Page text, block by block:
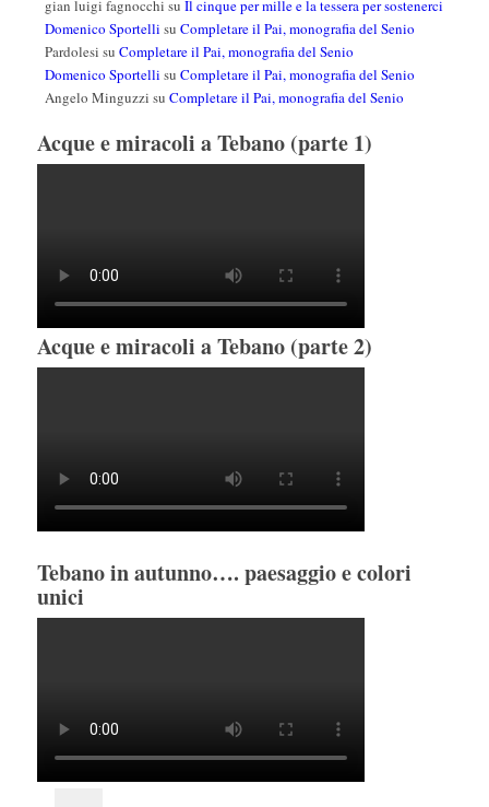
gian luigi fagnocchi su Il cinque per mille e la tessera per sostenerci
Domenico Sportelli su Completare il Pai, monografia del Senio
Pardolesi su Completare il Pai, monografia del Senio
Domenico Sportelli su Completare il Pai, monografia del Senio
Angelo Minguzzi su Completare il Pai, monografia del Senio
Acque e miracoli a Tebano (parte 1)
Acque e miracoli a Tebano (parte 2)
Tebano in autunno…. paesaggio e colori
unici